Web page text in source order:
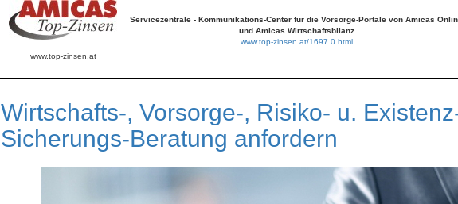
www.top-zinsen.at
Servicezentrale - Kommunikations-Center für die Vorsorge-Portale von Amicas
und Amicas Wirtschaftsbilanz
www.top-zinsen.at/1697.0.html
Wirtschafts-, Vorsorge-, Risiko- u.
Sicherungs-Beratung anfordern